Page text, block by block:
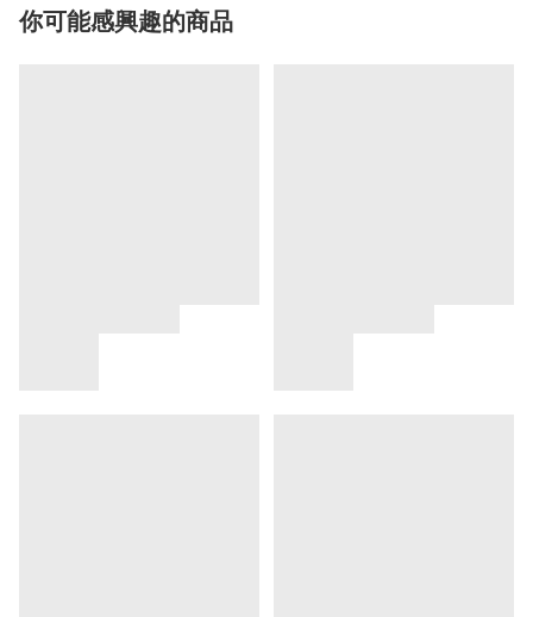
你可能感興趣的商品